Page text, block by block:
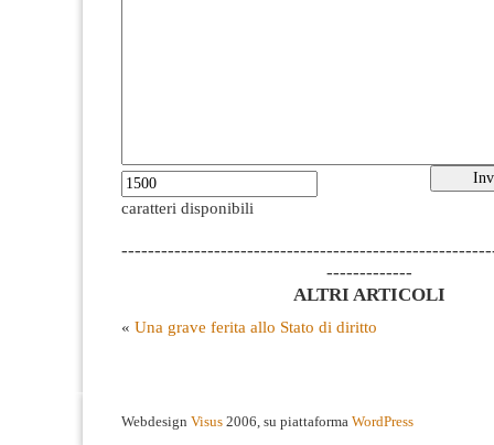
caratteri disponibili
-------------
ALTRI ARTICOLI
« Una grave ferita allo Stato di diritto
Webdesign Visus 2006, su piattaforma WordPress